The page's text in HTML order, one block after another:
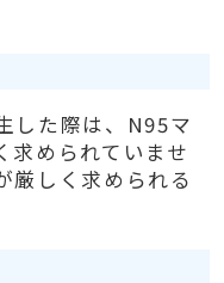
た際は、 N95マ
求められていませ
厳しく求められる